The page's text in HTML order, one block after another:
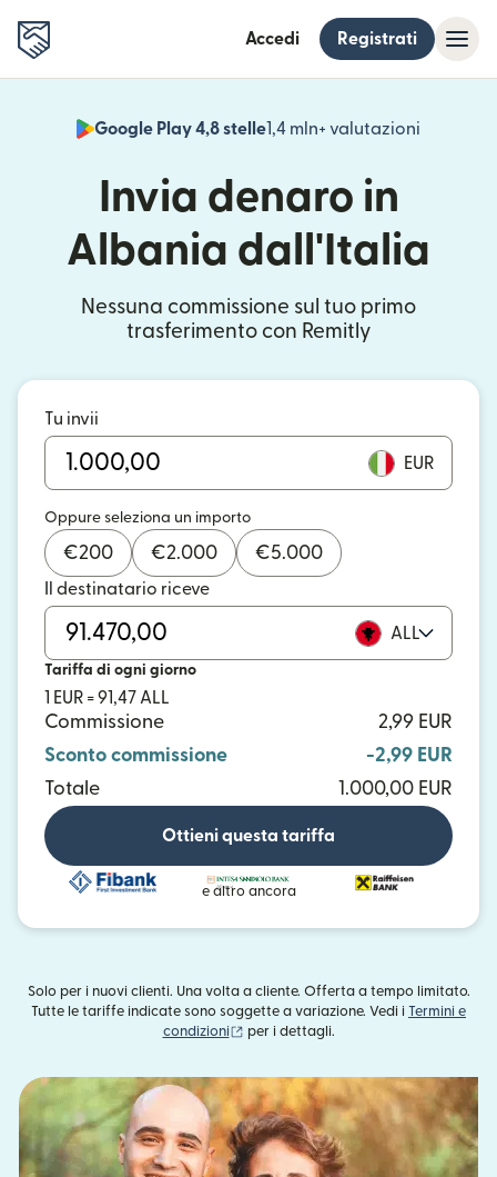
Accedi Registrati
Google Play 4,8 stelle1,4 mln+ valutazioni
Invia denaro in
Albania dall'Italia
Nessuna commissione sul tuo primo
trasferimento con Remitly
Tu invii
EUR
Oppure seleziona un importo
€200 €2.000 €5.000
Il destinatario riceve
ALL
Tariffa di ogni giorno
1 EUR = 91,47 ALL
Commissione
2,99 EUR
Sconto commissione
-2,99 EUR
Totale
1.000,00 EUR
Ottieni questa tariffa
e altro ancora
Solo per i nuovi clienti. Una volta a cliente. Offerta a tempo limitato.
Tutte le tariffe indicate sono soggette a variazione. Vedi i Termini e
condizioni
(si apre in una nuova finestra)
per i dettagli.